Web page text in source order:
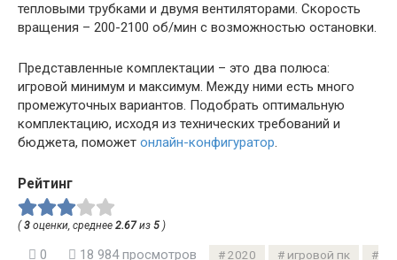
тепловыми трубками и двумя вентиляторами. Скорость
вращения – 200-2100 об/мин с возможностью остановки.
Представленные комплектации – это два полюса:
игровой минимум и максимум. Между ними есть много
промежуточных вариантов. Подобрать оптимальную
комплектацию, исходя из технических требований и
бюджета, поможет онлайн-конфигуратор.
Рейтинг
( 3 оценки, среднее 2.67из 5 )
0 18 984 просмотров 2020 игровой пк